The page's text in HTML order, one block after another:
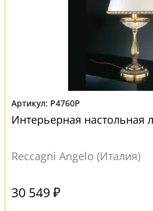
P4760P
Интерьерная настольная
Reccagni Angelo (Италия)
30 549 ₽